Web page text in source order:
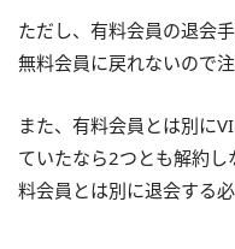
ただし、有料会員の退会
無料会員に戻れないので注
また、有料会員とは別に
ていたなら2つとも解約
料会員とは別に退会する必